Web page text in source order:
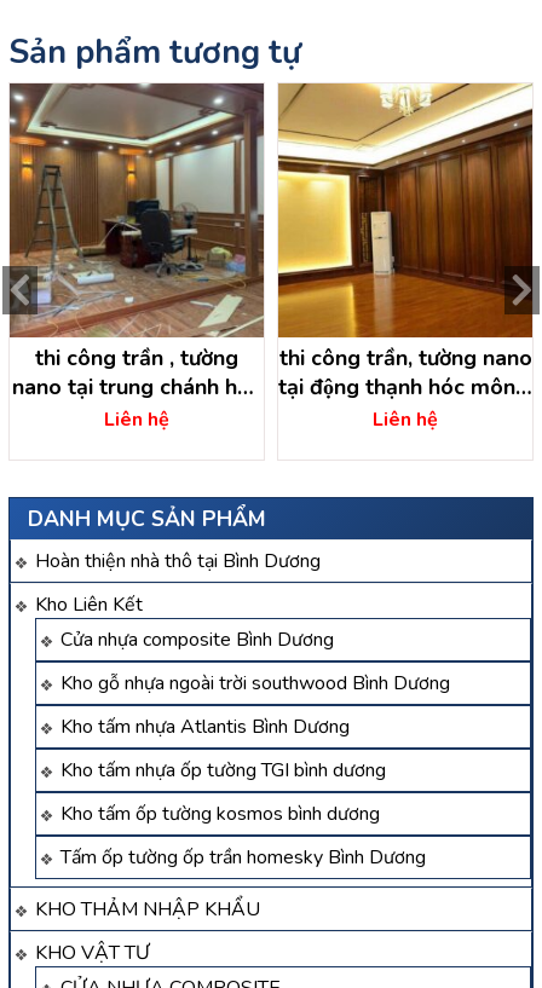
DANH MỤC SẢN PHẨM
Hoàn thiện nhà thô tại Bình Dương
Kho Liên Kết
Cửa nhựa composite Bình Dương
Kho gỗ nhựa ngoài trời southwood Bình Dương
Kho tấm nhựa Atlantis Bình Dương
Kho tấm nhựa ốp tường TGI bình dương
Kho tấm ốp tường kosmos bình dương
Tấm ốp tường ốp trần homesky Bình Dương
KHO THẢM NHẬP KHẨU
KHO VẬT TƯ
Sản phẩm tương tự
thi công trần , tường
nano tại trung chánh hóc
môn – hồ chí minh
Liên hệ
thi công trần, tường nano
tại động thạnh hóc môn –
hồ chí minh
Liên hệ